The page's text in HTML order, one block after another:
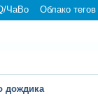
ЧаВо Облако тегов
дождика